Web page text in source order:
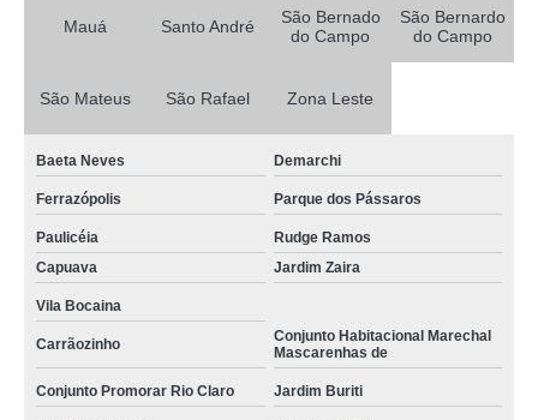
Mauá Santo André
São Bernado
do Campo
São Bernardo
do Campo
São Mateus São Rafael Zona Leste
Baeta Neves Demarchi
Ferrazópolis Parque dos Pássaros
Paulicéia
Rudge Ramos
Capuava
Jardim Zaira
Vila Bocaina
Carrãozinho
Conjunto Habitacional Marechal
Mascarenhas de
Conjunto Promorar Rio Claro Jardim Buriti